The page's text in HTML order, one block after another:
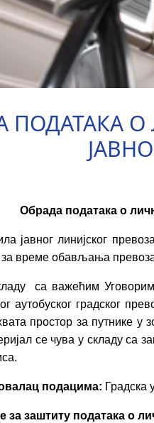
ПОДАТАКА
Обрада података о
јавног линијског
за време обављања
са важећим
аутобуског градског
простор за путнике у
се чува у складу са
подацима: Градска
за заштиту података о